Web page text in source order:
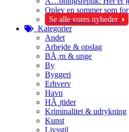
Oplev en sommer som
Se alle vores nyheder
Kategorier
Andet
Arbejde & opslag
BÃ¸rn & unge
By
Byggeri
Erhverv
Havn
HÃ¸jtider
Kriminalitet & udrykning
Kunst
Livsstil